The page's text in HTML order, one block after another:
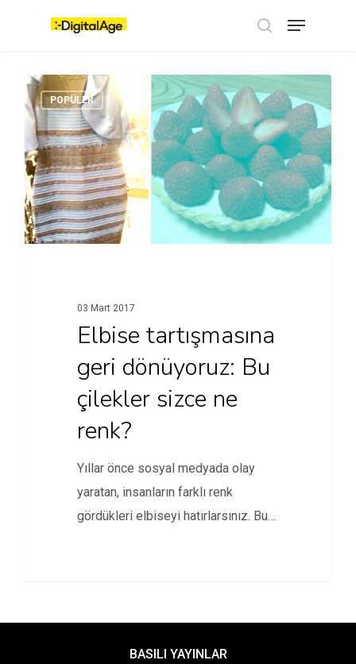
Menu
POPÜLER
03 Mart 2017
Elbise tartışmasına
geri dönüyoruz: Bu
çilekler sizce ne
renk?
Yıllar önce sosyal medyada olay
yaratan, insanların farklı renk
gördükleri elbiseyi hatırlarsınız. Bu
BASILI YAYINLAR